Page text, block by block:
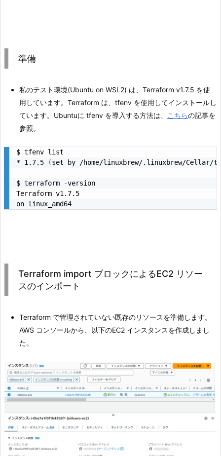
準備
私のテスト環境(Ubuntu on WSL2) は、Terraform v1.7.5 を使
用しています。Terraform は、tfenv を使用してインストールし
ています。Ubuntuに tfenv を導入する方法は、
こちらの記事を
参照。
$ tfenv list
* 1.7.5
(set by /home/linuxbrew/.linuxbrew/Cellar/
$ terraform -version
Terraform v1.7.5
Terraform import ブロックによるEC2 リソー
スのインポート
Terraform で管理されていない既存のリソースを準備します。
AWS コンソールから、以下のEC2 インスタンスを作成しまし
た。